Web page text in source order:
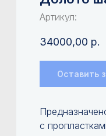
Артикул:
34000,00 р.
Оставить
с